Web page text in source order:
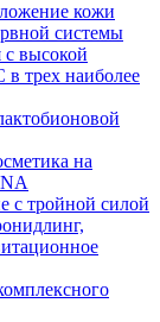
кожи
системы
высокой
в трех наиболее
на
с тройной силой